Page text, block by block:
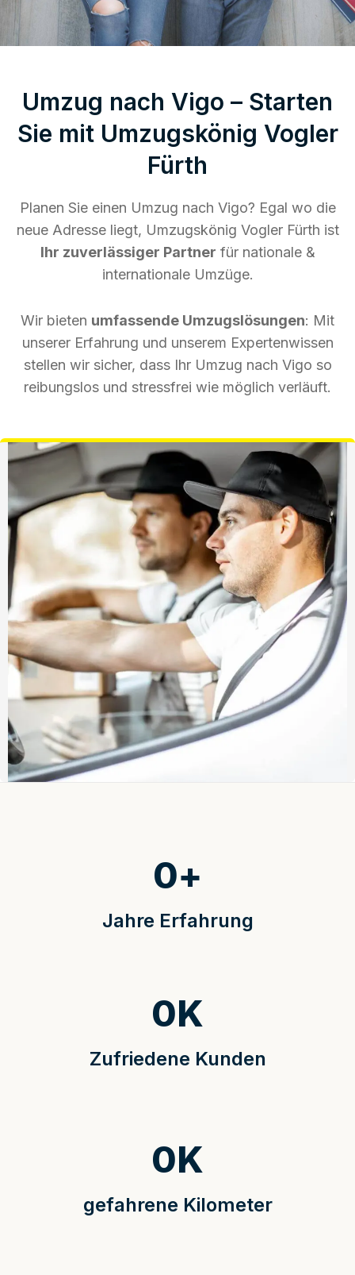
Umzug nach Vigo – Starten
Sie mit Umzugskönig Vogler
Fürth
Planen Sie einen Umzug nach Vigo? Egal wo die
neue Adresse liegt, Umzugskönig Vogler Fürth ist
Ihr zuverlässiger Partner für nationale &
internationale Umzüge.
Wir bieten umfassende Umzugslösungen: Mit
unserer Erfahrung und unserem Expertenwissen
stellen wir sicher, dass Ihr Umzug nach Vigo so
reibungslos und stressfrei wie möglich verläuft.
Jahre Erfahrung
0+
Zufriedene Kunden
0K
gefahrene Kilometer
0K